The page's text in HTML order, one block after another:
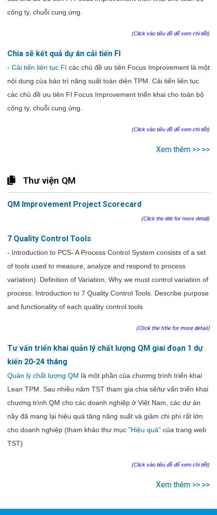
công ty, chuỗi cung ứng.
(Click vào tiêu đề để xem chi tiết)
Chia sẽ kết quả dự án cải tiến FI
- Cải tiến liên tục FI các chủ đề ưu tiên Focus Improvement là một
nội dung của bảo trì năng suất toàn diện TPM. Cải tiến liên tục
các chủ đề ưu tiên FI Focus Improvement triển khai cho toàn bộ
công ty, chuỗi cung ứng.
(Click vào tiêu đề để xem chi tiết)
Xem thêm >> >>
Thư viện QM
QM Improvement Project Scorecard
(Click the title for more detail)
7 Quality Control Tools
- Introduction to PCS- A Process Control System consists of a set
of tools used to measure, analyze and respond to process
variation). Definition of Variation, Why we must control variation of
process. Introduction to 7 Quality Control Tools. Describe purpose
and functionality of each quality control tools
(Click the title for more detail)
Tư vấn triển khai quản lý chất lượng QM giai đoạn 1 dự
kiến 20-24 tháng
Quản lý chất lượng QM là một phần của chương trình triển khai
Lean TPM. Sau nhiều năm TST tham gia chia sẽ/tư vấn triển khai
chương trình QM cho các doanh nghiệp ở Việt Nam, các dự án
nầy đã mang lại hiệu quả tăng năng suất và giảm chi phí rất lớn
cho doanh nghiệp (tham khảo thư mục "Hiệu quả" của trang web
TST)
(Click vào tiêu đề để xem chi tiết)
Xem thêm >> >>